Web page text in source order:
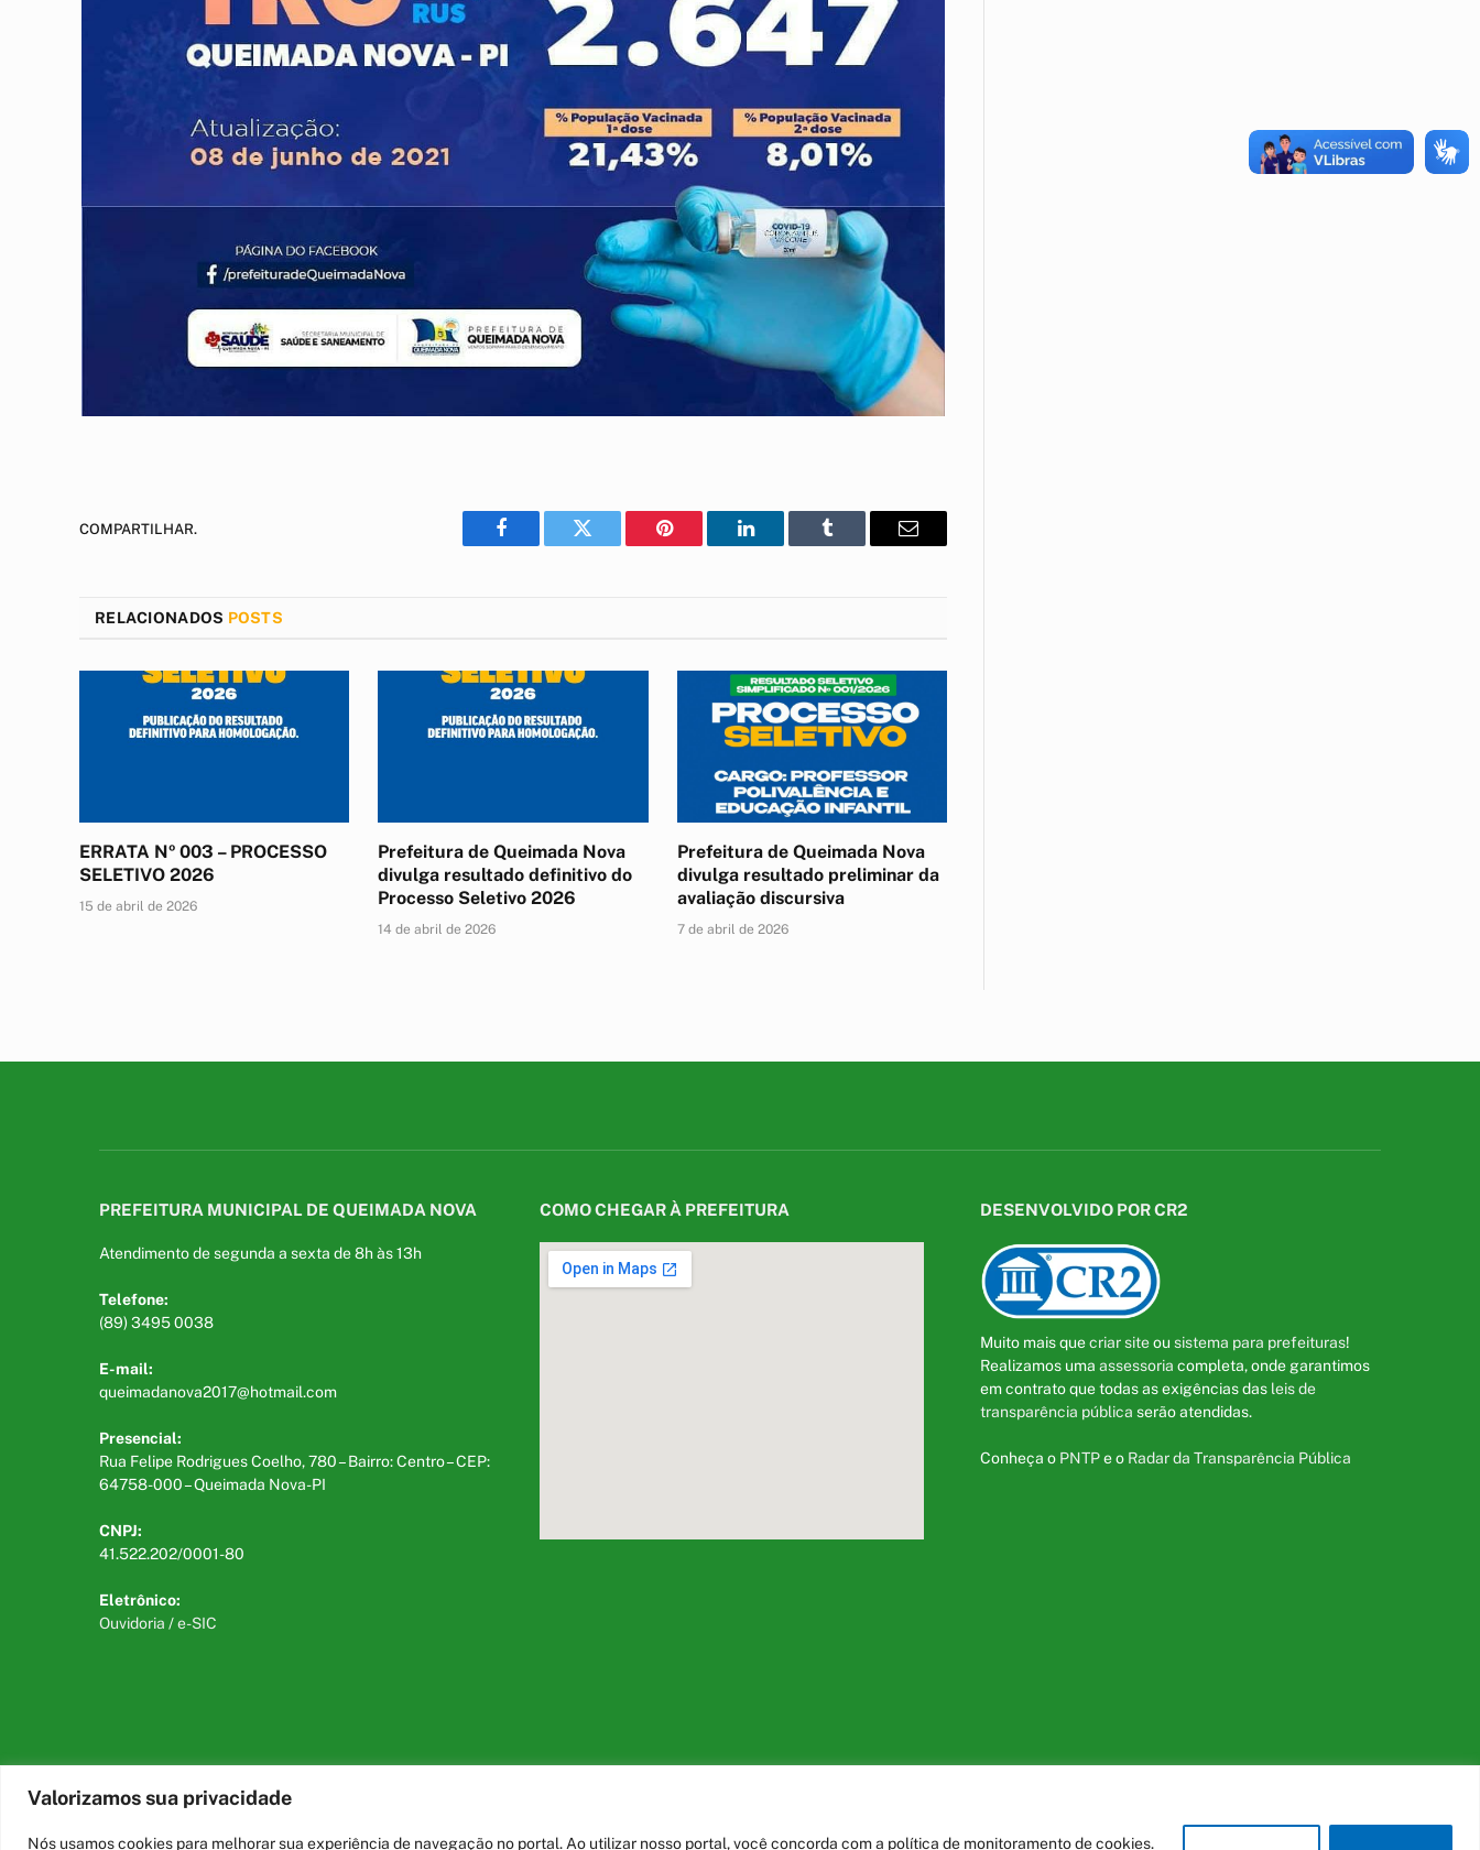
Valorizamos sua privacidade
Nós usamos cookies para melhorar sua experiência de navegação no portal. Ao utilizar nosso portal, você concorda com a política de monitoramento de cookies.
COMPARTILHAR.
Facebook Twitter Pinterest LinkedIn Tumblr
E-
RELACIONADOS POSTS
ERRATA Nº 003 – PROCESSO
SELETIVO 2026
15 de abril de 2026
Prefeitura de Queimada Nova
divulga resultado definitivo do
Processo Seletivo 2026
14 de abril de 2026
Prefeitura de Queimada Nova
divulga resultado preliminar da
avaliação discursiva
7 de abril de 2026
PREFEITURA MUNICIPAL DE QUEIMADA NOVA
Atendimento de segunda a sexta de 8h às 13h
Telefone:
(89) 3495 0038
E-mail:
queimadanova2017@hotmail.com
Presencial:
Rua Felipe Rodrigues Coelho, 780 – Bairro: Centro – CEP:
64758-000 – Queimada Nova-PI
CNPJ:
41.522.202/0001-80
Eletrônico:
Ouvidoria /e-SIC
COMO CHEGAR À PREFEITURA DESENVOLVIDO POR CR2
Muito mais quecriar siteou sistema para prefeituras!
Realizamos uma assessoria completa, onde garantimos
em contrato que todas as exigências das leis de
transparência pública serão atendidas.
Conheça o PNTPe o Radar da Transparência Pública
Acessar Área Administrativa Acessar o Webmail